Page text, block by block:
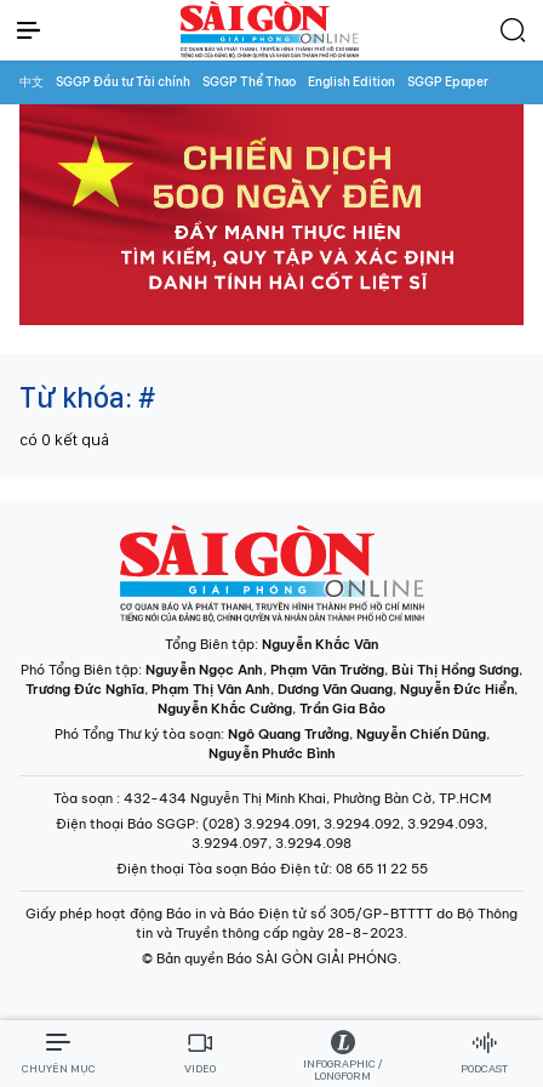
中文 SGGP Đầu tư Tài chính SGGP Thể Thao English Edition SGGP Epaper
Từ khóa: #
có 0 kết quả
Tổng Biên tập: Nguyễn Khắc Văn
Phó Tổng Biên tập: Nguyễn Ngọc Anh, Phạm Văn Trường, Bùi Thị Hồng Sương,
Trương Đức Nghĩa, Phạm Thị Vân Anh, Dương Văn Quang, Nguyễn Đức Hiển,
Nguyễn Khắc Cường, Trần Gia Bảo
Phó Tổng Thư ký tòa soạn: Ngô Quang Trưởng, Nguyễn Chiến Dũng,
Nguyễn Phước Bình
Tòa soạn : 432-434 Nguyễn Thị Minh Khai, Phường Bàn Cờ, TP.HCM
Điện thoại Báo SGGP: (028) 3.9294.091, 3.9294.092, 3.9294.093,
3.9294.097, 3.9294.098
Điện thoại Tòa soạn Báo Điện tử: 08 65 11 22 55
Giấy phép hoạt động Báo in và Báo Điện tử số 305/GP-BTTTT do Bộ Thông
tin và Truyền thông cấp ngày 28-8-2023.
© Bản quyền Báo SÀI GÒN GIẢI PHÓNG.
CHUYÊN MỤC VIDEO
INFOGRAPHIC /
LONGFORM
PODCAST